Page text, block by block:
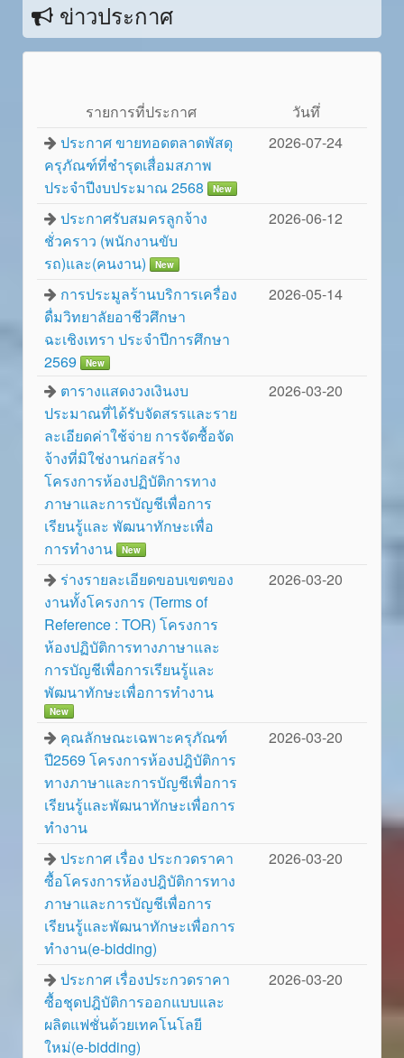
ข่าวประกาศ
รายการที่ประกาศ
วันทึ่
ประกาศ ขายทอดตลาดพัสดุ
ครุภัณฑ์ที่ชำรุดเสื่อมสภาพ
ประจำปีงบประมาณ 2568
New
2026-07-24
ประกาศรับสมครลูกจ้าง
ชั่วคราว (พนักงานขับ
รถ)และ(คนงาน)
New
2026-06-12
การประมูลร้านบริการเครื่อง
ดื่มวิทยาลัยอาชีวศึกษา
ฉะเชิงเทรา ประจำปีการศึกษา
2569
New
2026-05-14
ตารางแสดงวงเงินงบ
ประมาณที่ได้รับจัดสรรและราย
ละเอียดค่าใช้จ่าย การจัดซื้อจัด
จ้างที่มิใช่งานก่อสร้าง
โครงการห้องปฏิบัติการทาง
ภาษาและการบัญชีเพื่อการ
เรียนรู้และ พัฒนาทักษะเพื่อ
การทำงาน
New
2026-03-20
ร่างรายละเอียดขอบเขตของ
งานทั้งโครงการ (Terms of
Reference : TOR) โครงการ
ห้องปฏิบัติการทางภาษาและ
การบัญชีเพื่อการเรียนรู้และ
พัฒนาทักษะเพื่อการทำงาน
New
2026-03-20
คุณลักษณะเฉพาะครุภัณฑ์
ปี2569 โครงการห้องปฎิบัติการ
ทางภาษาและการบัญชีเพื่อการ
เรียนรู้และพัฒนาทักษะเพื่อการ
ทำงาน
2026-03-20
ประกาศ เรื่อง ประกวดราคา
ซื้อโครงการห้องปฎิบัติการทาง
ภาษาและการบัญชีเพื่อการ
เรียนรู้และพัฒนาทักษะเพื่อการ
ทำงาน(e-bidding)
2026-03-20
ประกาศ เรื่องประกวดราคา
ซื้อชุดปฎิบัติการออกแบบและ
ผลิตแฟชั่นด้วยเทคโนโลยี
ใหม่(e-bidding)
2026-03-20